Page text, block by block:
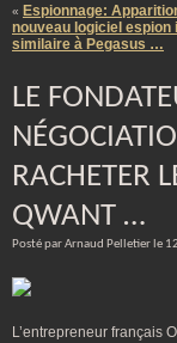
« Espionnage:
nouveau logiciel espion
similaire à Pegasus …
LE
RACHETER
QWANT …
Posté par Arnaud Pelletier le
L’entrepreneur français